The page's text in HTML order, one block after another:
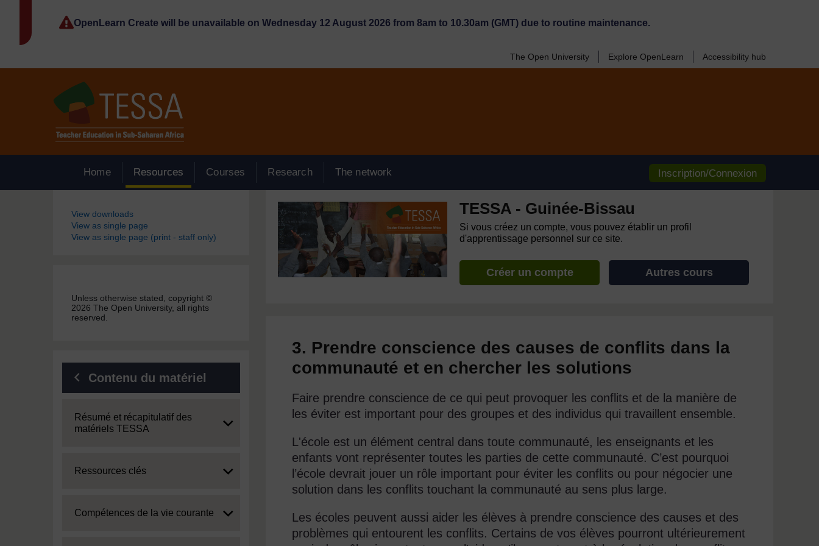
OpenLearn Create will be unavailable on Wednesday 12 August 2026 from 8am to 10.30am (GMT) due to routine maintenance.
The Open University Explore OpenLearn Accessibility hub
Home Resources Courses Research The network Inscription/Connexion
Blocs
View downloads
View as single page
View as single page (print - staff only)
Unless otherwise stated, copyright ©
2026 The Open University, all rights
reserved.
Contenu du matériel
Expand
Résumé et récapitulatif des
matériels TESSA
Expand
Ressources clés
Expand
Compétences de la vie courante
TESSA - Guinée-Bissau
Si vous créez un compte, vous pouvez établir un profil
d'apprentissage personnel sur ce site.
Créer un compte Autres cours
3. Prendre conscience des causes de conflits dans la
communauté et en chercher les solutions
Faire prendre conscience de ce qui peut provoquer les conflits et de la manière de
les éviter est important pour des groupes et des individus qui travaillent ensemble.
L'école est un élément central dans toute communauté, les enseignants et les
enfants vont représenter toutes les parties de cette communauté. C’est pourquoi
l’école devrait jouer un rôle important pour éviter les conflits ou pour négocier une
solution dans les conflits touchant la communauté au sens plus large.
Les écoles peuvent aussi aider les élèves à prendre conscience des causes et des
problèmes qui entourent les conflits. Certains de vos élèves pourront ultérieurement